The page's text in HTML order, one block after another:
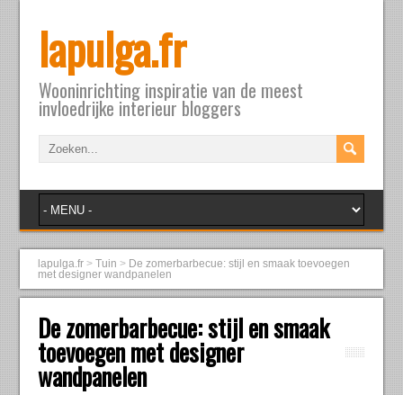
lapulga.fr
Wooninrichting inspiratie van de meest
invloedrijke interieur bloggers
lapulga.fr >Tuin > De zomerbarbecue: stijl en smaak toevoegen
met designer wandpanelen
De zomerbarbecue: stijl en smaak
toevoegen met designer
wandpanelen